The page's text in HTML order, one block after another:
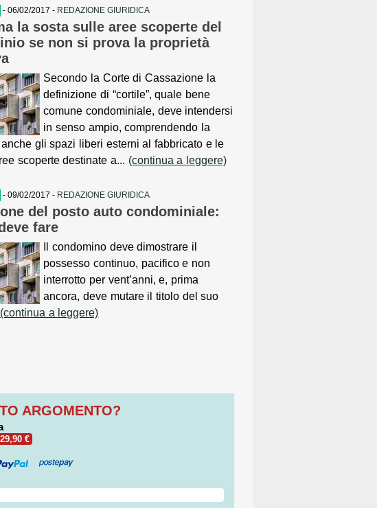
- 06/02/2017 - REDAZIONE GIURIDICA
la sosta sulle aree scoperte del
se non si prova la proprietà
Secondo la Corte di Cassazione la
definizione di “cortile”, quale bene
comune condominiale, deve intendersi
in senso ampio, comprendendo la
gli spazi liberi esterni al fabbricato e le
scoperte destinate a... (continua a leggere)
- 09/02/2017 - REDAZIONE GIURIDICA
del posto auto condominiale:
fare
Il condomino deve dimostrare il
possesso continuo, pacifico e non
interrotto per vent’anni, e, prima
ancora, deve mutare il titolo del suo
(continua a leggere)
ARGOMENTO?
€